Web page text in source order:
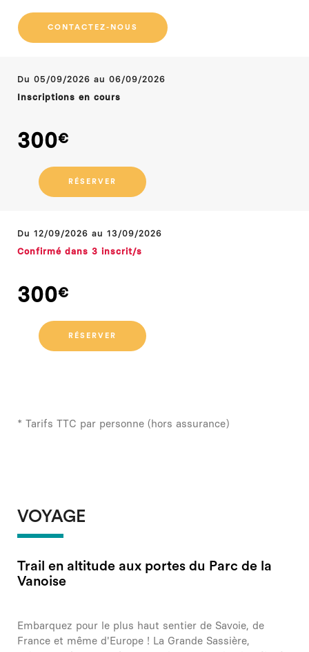
Du 05/09/2026 au 06/09/2026
300
Inscriptions en cours
Du 12/09/2026 au 13/09/2026
300
Confirmé dans 3 inscrit/s
* Tarifs TTC par personne (hors assurance)
VOYAGE
Trail en altitude aux portes du Parc de la
Vanoise
Embarquez pour le plus haut sentier de Savoie, de
France et même d'Europe ! La Grande Sassière,